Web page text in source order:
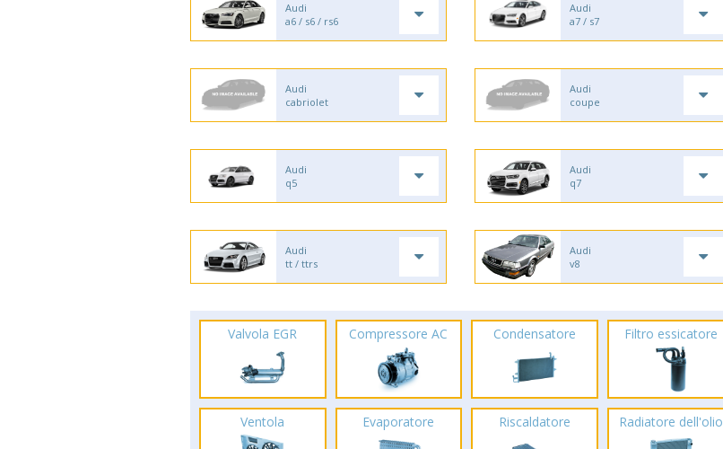
Audi
a6 / s6 / rs6
Audi
a7 / s7
Audi
cabriolet
Audi
coupe
Audi
q5
Audi
q7
Audi
tt / ttrs
Audi
v8
Valvola EGR Compressore AC Condensatore Filtro essicatore
Ventola Evaporatore Riscaldatore Radiatore dell'olio